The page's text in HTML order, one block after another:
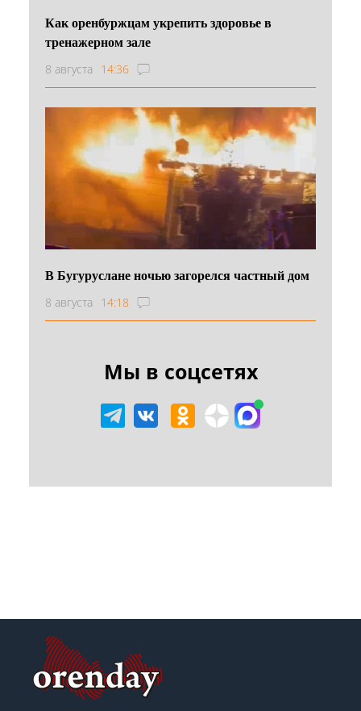
Как оренбуржцам укрепить здоровье в
тренажерном зале
8 августа 14:36
В Бугуруслане ночью загорелся частный дом
8 августа 14:18
Мы в соцсетях